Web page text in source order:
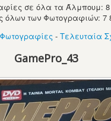
σε όλα τα Άλμπουμ: 8
όλων των Φωτογραφιών: 7
- Τελευταία
GamePro_43